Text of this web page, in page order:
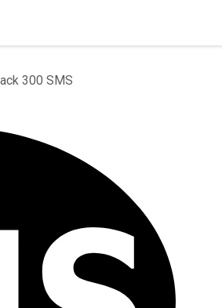
300 SMS